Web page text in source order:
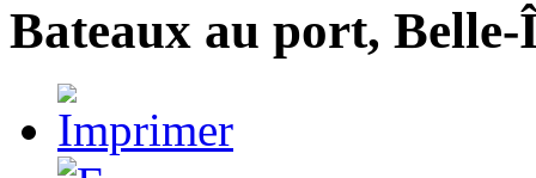
Bateaux au port, Belle-